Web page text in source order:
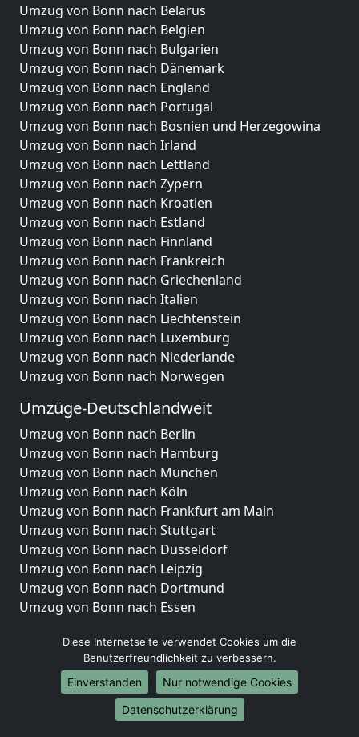
Umzug von Bonn nach Belarus
Umzug von Bonn nach Belgien
Umzug von Bonn nach Bulgarien
Umzug von Bonn nach Dänemark
Umzug von Bonn nach England
Umzug von Bonn nach Portugal
Umzug von Bonn nach Bosnien und Herzegowina
Umzug von Bonn nach Irland
Umzug von Bonn nach Lettland
Umzug von Bonn nach Zypern
Umzug von Bonn nach Kroatien
Umzug von Bonn nach Estland
Umzug von Bonn nach Finnland
Umzug von Bonn nach Frankreich
Umzug von Bonn nach Griechenland
Umzug von Bonn nach Italien
Umzug von Bonn nach Liechtenstein
Umzug von Bonn nach Luxemburg
Umzug von Bonn nach Niederlande
Umzug von Bonn nach Norwegen
Umzüge-Deutschlandweit
Umzug von Bonn nach Berlin
Umzug von Bonn nach Hamburg
Umzug von Bonn nach München
Umzug von Bonn nach Köln
Umzug von Bonn nach Frankfurt am Main
Umzug von Bonn nach Stuttgart
Umzug von Bonn nach Düsseldorf
Umzug von Bonn nach Leipzig
Umzug von Bonn nach Dortmund
Umzug von Bonn nach Essen
Umzug von Bonn nach Dresden
Umzug von Bonn nach Hannover
Umzug von Bonn nach Nürnberg
Umzug von Bonn nach Duisburg
Umzug von Bonn nach Bochum
Diese Internetseite verwendet Cookies um die
Benutzerfreundlichkeit zu verbessern.
Einverstanden
Nur notwendige Cookies
Datenschutzerklärung